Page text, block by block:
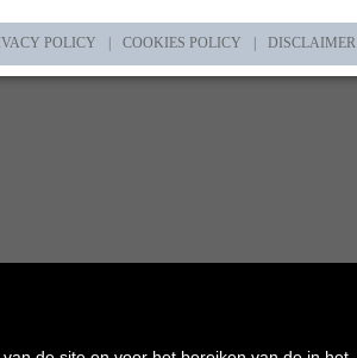
POLICY COOKIES POLICY DISCLAIMER